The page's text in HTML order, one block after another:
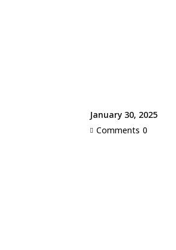
January 30, 2025
Comments 0